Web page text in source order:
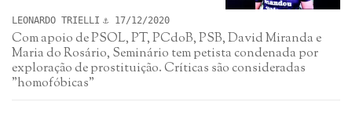
LEONARDO TRIELLI 17/12/2020
Com apoio de PSOL, PT, PCdoB, PSB, David Miranda e
Maria do Rosário, Seminário tem petista condenada por
exploração de prostituição. Críticas são consideradas
"homofóbicas"